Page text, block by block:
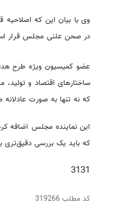
وی با بیان این که
در صحن علنی مجلس قرار است یارانه 30 درصد از یارانه‌بگیرانی که بالاترین
عضو کمیسیون ویژه طرح
ساختارهای اقتصاد و
که نه تنها به صورت
این نماینده مجلس اضافه
که باید یک بررسی دقیق‌تری
3131
کد مطلب319266